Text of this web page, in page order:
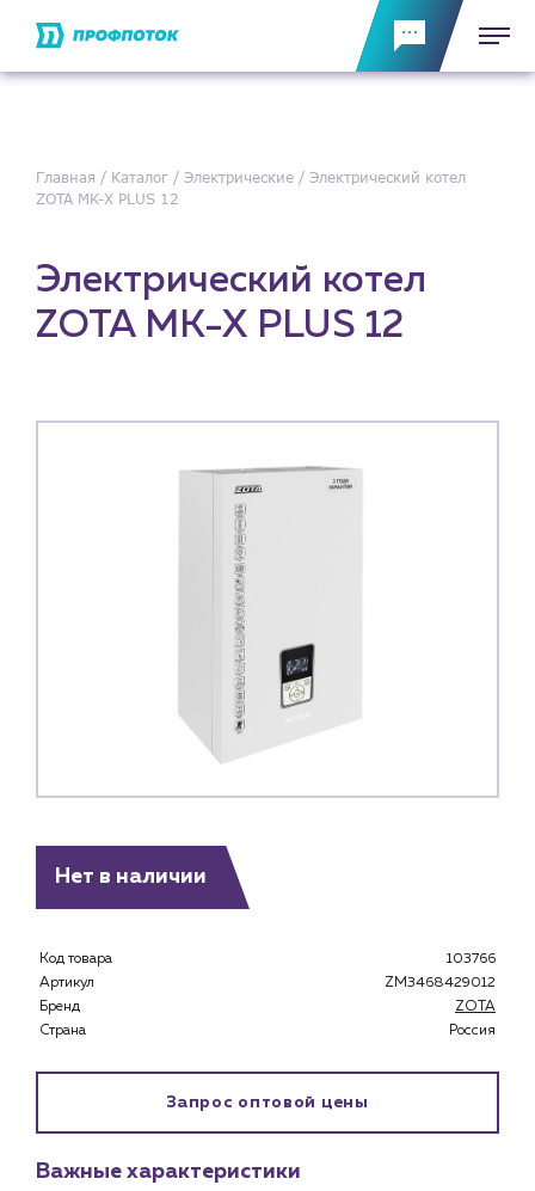
Главная Каталог Электрические
Электрический котел
ZOTA MK-X PLUS 12
Электрический котел
ZOTA MK-X PLUS 12
Нет в наличии
Код товара
103766
Артикул
ZM3468429012
Бренд
ZOTA
Страна
Россия
Запрос оптовой цены
Важные характеристики